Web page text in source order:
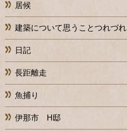
居候
建築について思うことつれづれ
日記
長距離走
魚捕り
伊那市 H邸